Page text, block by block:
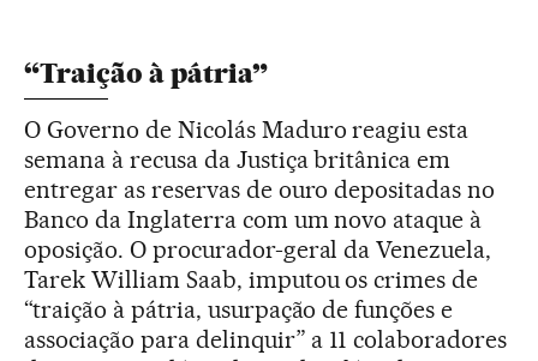
“Traição à pátria”
O Governo de Nicolás Maduro reagiu esta
semana à recusa da Justiça britânica em
entregar as reservas de ouro depositadas no
Banco da Inglaterra com um novo ataque à
oposição. O procurador-geral da Venezuela,
Tarek William Saab, imputou os crimes de
“traição à pátria, usurpação de funções e
associação para delinquir” a 11 colaboradores